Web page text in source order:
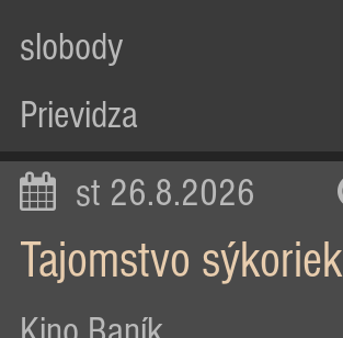
slobody
Prievidza
st 26.8.2026
Tajomstvo sýkoriek